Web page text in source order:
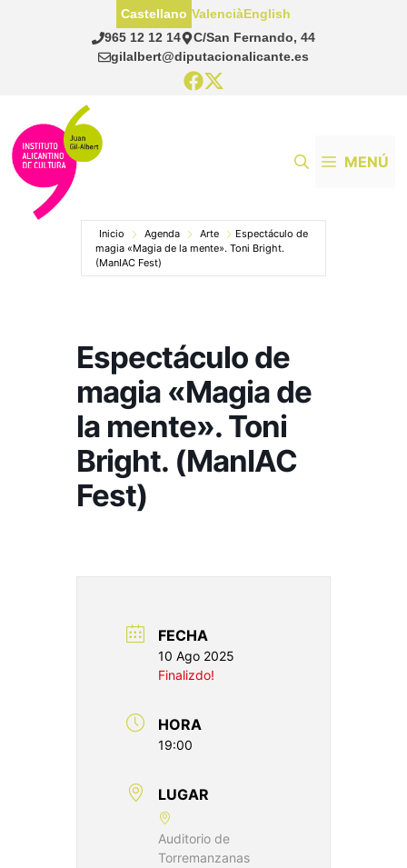
965 12 12 14
C/San Fernando, 44
gilalbert@diputacionalicante.es
Castellano ValenciàEnglish
MENÚ
Inicio Agenda Arte
Espectáculo de
magia «Magia de la mente». Toni Bright.
(ManIAC Fest)
Espectáculo de
magia «Magia de
la mente». Toni
Bright. (ManIAC
Fest)
FECHA
10 Ago 2025
Finalizdo!
HORA
19:00
LUGAR
Auditorio de
Torremanzanas